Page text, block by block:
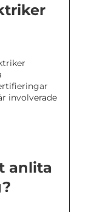
involverade
anlita